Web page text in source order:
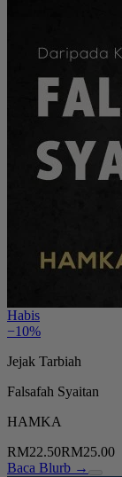
Habis
−10%
Jejak Tarbiah
Falsafah Syaitan
HAMKA
RM22.50RM25.00
Baca Blurb →